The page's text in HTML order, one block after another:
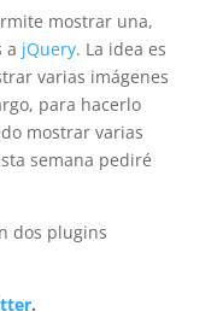
mostrar una,
a jQuery. La idea es
varias imágenes
para hacerlo
mostrar varias
semana pediré
dos plugins
.